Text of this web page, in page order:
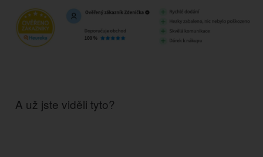
A už jste viděli tyto?